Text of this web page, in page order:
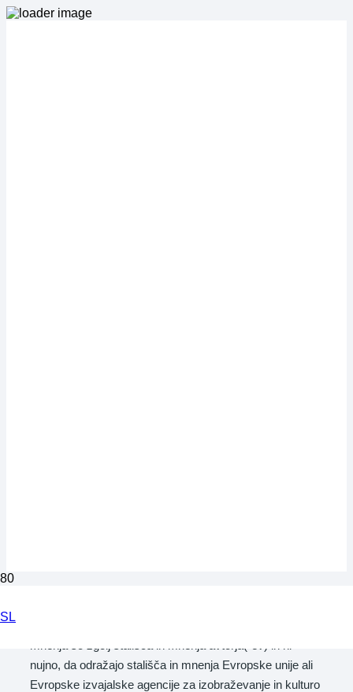
SL
nujno, da odražajo stališča in mnenja Evropske unije ali
Evropske izvajalske agencije za izobraževanje in kulturo